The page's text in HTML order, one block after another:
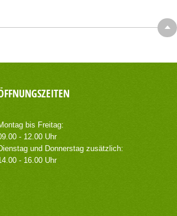
Top
bis Freitag:
- 12.00 Uhr
und Donnerstag zusätzlich:
- 16.00 Uhr